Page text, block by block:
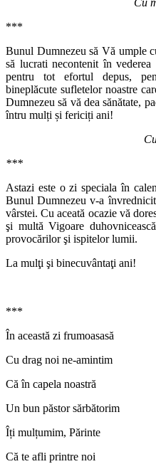
Cu
***
Bunul Dumnezeu să Vă umple
să lucrati necontenit în
pentru tot efortul depus,
bineplăcute sufletelor noastre
Dumnezeu să vă dea sănătate,
întru mulți și fericiți ani!
***
Astazi este o zi speciala în
Bunul Dumnezeu v-a
vârstei. Cu aceată ocazie vă
şi multă Vigoare
provocărilor şi ispitelor lumii.
La mulţi şi binecuvântaţi ani!
***
În această zi frumoasasă
Cu drag noi ne-amintim
Că în capela noastră
Un bun păstor sărbătorim
Îți mulțumim, Părinte
Că te afli printre noi